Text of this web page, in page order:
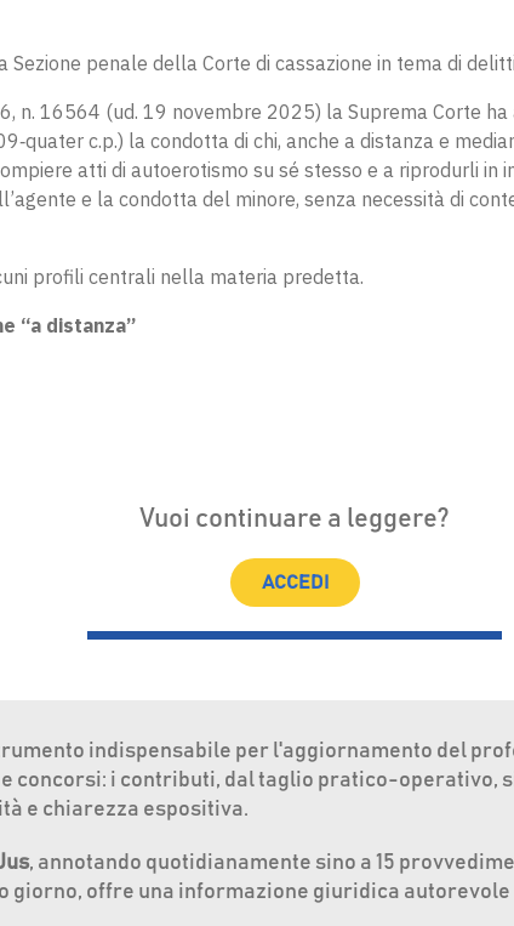
penale della Corte di cassazione in tema di
n. 16564 (ud. 19 novembre 2025) la Suprema Corte
c.p.) la condotta di chi, anche a distanza e
atti di autoerotismo su sé stesso e a riprodurli in
e la condotta del minore, senza necessità di
profili centrali nella materia predetta.
“a distanza”
Vuoi continuare a leggere?
ACCEDI
indispensabile per l'aggiornamento del
concorsi: i contributi, dal taglio pratico-operativo,
e chiarezza espositiva.
, annotando quotidianamente sino a 15
giorno, offre una informazione giuridica autorevole